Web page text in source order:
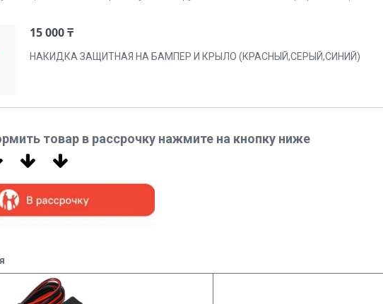
15 000 ₸
НАКИДКА ЗАЩИТНАЯ НА БАМПЕР И КРЫЛО (КРАСНЫЙ,СЕРЫЙ,СИНИЙ)
товар в рассрочку нажмите на кнопку ниже